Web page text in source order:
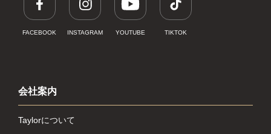
FACEBOOK INSTAGRAM YOUTUBE TIKTOK
会社案内
Taylorについて